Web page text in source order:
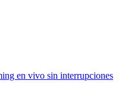
en vivo sin interrupciones